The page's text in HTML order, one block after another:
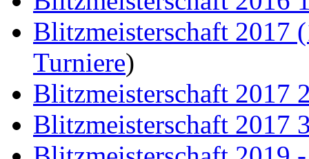
Blitzmeisterschaft 2017
Turniere)
Blitzmeisterschaft 2017
Blitzmeisterschaft 2017